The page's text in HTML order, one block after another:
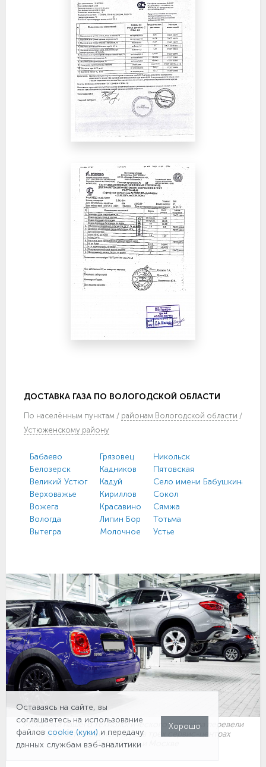
ДОСТАВКА ГАЗА ПО ВОЛОГОДСКОЙ ОБЛАСТИ
По населённым пунктам / районам Вологодской области /
Устюженскому району
Бабаево
Белозерск
Великий Устюг
Верховажье
Вожега
Вологда
Вытегра
Грязовец
Кадников
Кадуй
Кириллов
Красавино
Липин Бор
Молочное
Никольск
Пятовская
Село имени Бабушкина
Сокол
Сямжа
Тотьма
Устье
Механики нашего технологического партнёра перевели
47 000 автомобилей на газ в трёх сервис-центрах
в Петербурге и Москве
Оставаясь на сайте, вы
соглашаетесь на использование
файлов cookie (куки) и передачу
данных службам вэб-аналитики
Хорошо